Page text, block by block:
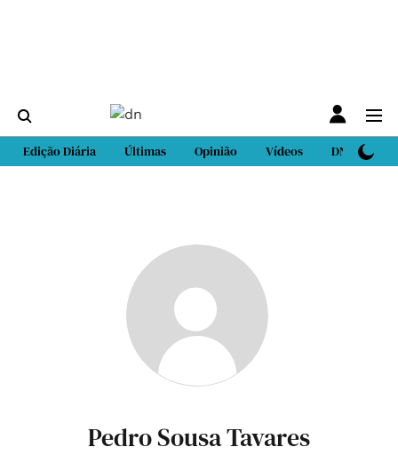
Edição Diária Últimas Opinião Vídeos DN Sport
Pedro Sousa Tavares